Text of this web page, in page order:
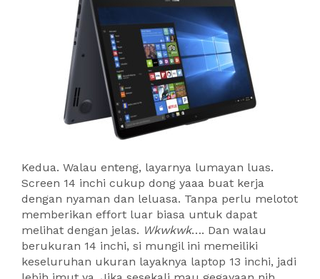
Kedua. Walau enteng, layarnya lumayan luas.
Screen 14 inchi cukup dong yaaa buat kerja
dengan nyaman dan leluasa. Tanpa perlu melotot
memberikan effort luar biasa untuk dapat
melihat dengan jelas. Wkwkwk…. Dan walau
berukuran 14 inchi, si mungil ini memeiliki
keseluruhan ukuran layaknya laptop 13 inchi, jadi